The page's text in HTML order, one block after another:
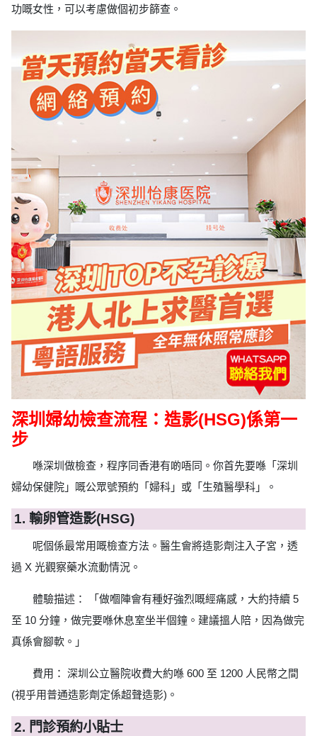
功嘅女性，可以考慮做個初步篩查。
深圳婦幼檢查流程：造影(HSG)係第一
步
喺深圳做檢查，程序同香港有啲唔同。你首先要喺「深圳
婦幼保健院」嘅公眾號預約「婦科」或「生殖醫學科」。
1. 輸卵管造影(HSG)
呢個係最常用嘅檢查方法。醫生會將造影劑注入子宮，透
過 X 光觀察藥水流動情況。
體驗描述： 「做嗰陣會有種好強烈嘅經痛感，大約持續 5
至 10 分鐘，做完要喺休息室坐半個鐘。建議搵人陪，因為做完
真係會腳軟。」
費用： 深圳公立醫院收費大約喺 600 至 1200 人民幣之間
(視乎用普通造影劑定係超聲造影)。
2. 門診預約小貼士